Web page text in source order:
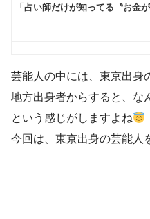
芸能人の中には、東京出身
地方出身者からすると、な
という感じがしますよね
今回は、東京出身の芸能人